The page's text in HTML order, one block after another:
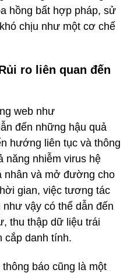
hồng bất hợp pháp, sử
chịu như một cơ chế
ro liên quan đến
web như
đến những hậu quả
hướng liên tục và thông
năng nhiễm virus hệ
nhân và mở đường cho
gian, việc tương tác
vậy có thể dẫn đến
thu thập dữ liệu trái
cắp danh tính.
báo cũng là một